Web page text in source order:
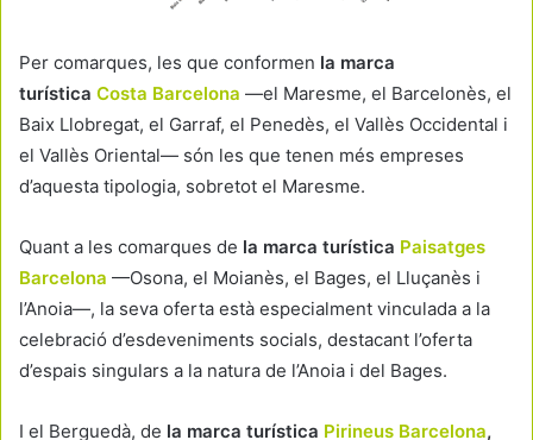
Per comarques, les que conformen la marca
turística Costa Barcelona —el Maresme, el Barcelonès, el
Baix Llobregat, el Garraf, el Penedès, el Vallès Occidental i
el Vallès Oriental— són les que tenen més empreses
d’aquesta tipologia, sobretot el Maresme.
Quant a les comarques de la marca turística Paisatges
Barcelona —Osona, el Moianès, el Bages, el Lluçanès i
l’Anoia—, la seva oferta està especialment vinculada a la
celebració d’esdeveniments socials, destacant l’oferta
d’espais singulars a la natura de l’Anoia i del Bages.
I el Berguedà, de la marca turística Pirineus Barcelona,